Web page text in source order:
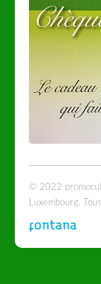
© 2022
Luxembourg.